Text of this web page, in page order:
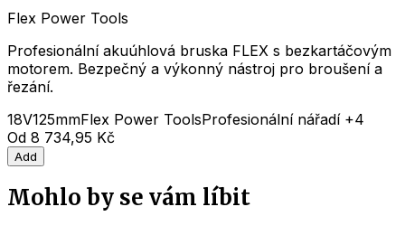
Flex Power Tools
Profesionální akuúhlová bruska FLEX s bezkartáčovým
motorem. Bezpečný a výkonný nástroj pro broušení a
řezání.
18V125mmFlex Power ToolsProfesionální nářadí+4
Od 8 734,95 Kč
Add
Mohlo by se vám líbit